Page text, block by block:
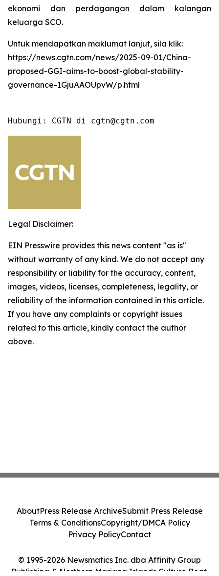
ekonomi dan perdagangan dalam kalangan
keluarga SCO.
Untuk mendapatkan maklumat lanjut, sila klik:
https://news.cgtn.com/news/2025-09-01/China-
proposed-GGI-aims-to-boost-global-stability-
governance-1GjuAAOUpvW/p.html
Hubungi: CGTN di cgtn@cgtn.com
Legal Disclaimer:
EIN Presswire provides this news content "as is"
without warranty of any kind. We do not accept any
responsibility or liability for the accuracy, content,
images, videos, licenses, completeness, legality, or
reliability of the information contained in this article.
If you have any complaints or copyright issues
related to this article, kindly contact the author
above.
© 1995-2026 Newsmatics Inc. dba Affinity Group
Publishing & Northern Mariana Islands Culture Beat.
AboutPress Release ArchiveSubmit Press Release
Terms & ConditionsCopyright/DMCA Policy
Privacy PolicyContact